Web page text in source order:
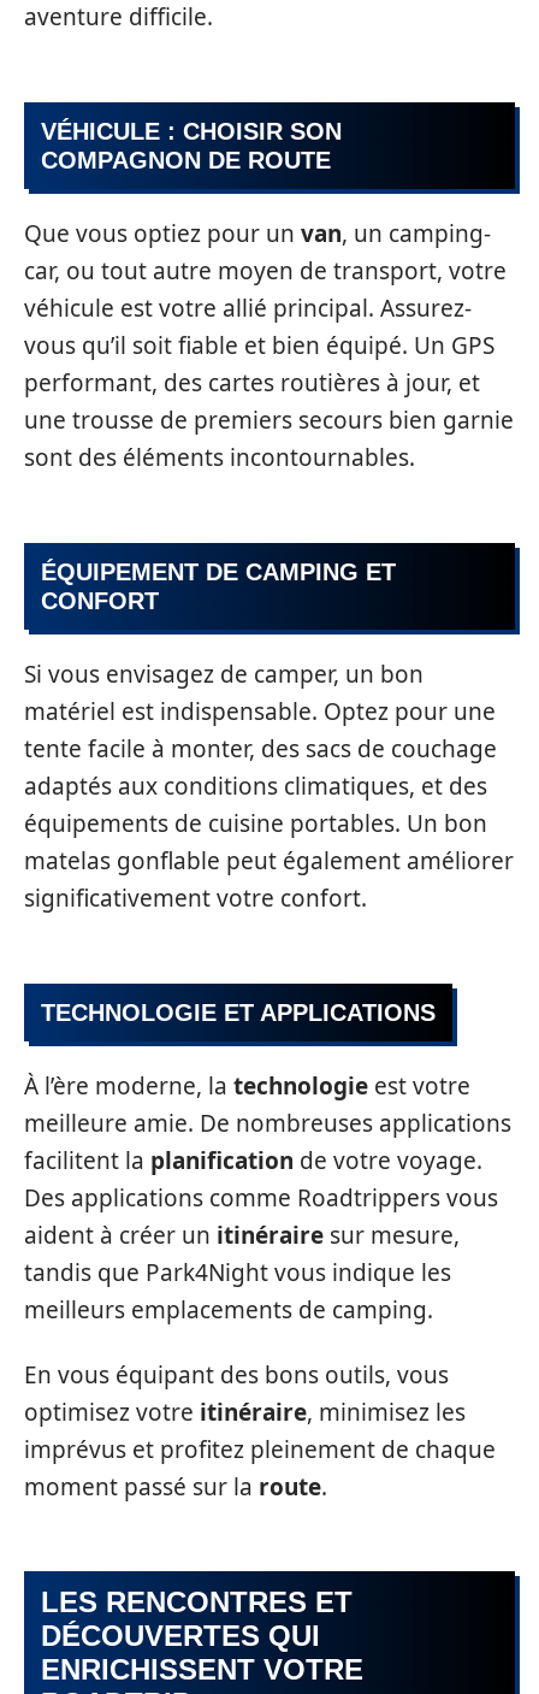
aventure difficile.
VÉHICULE : CHOISIR SON
COMPAGNON DE ROUTE
Que vous optiez pour un van, un camping-
car, ou tout autre moyen de transport, votre
véhicule est votre allié principal. Assurez-
vous qu’il soit fiable et bien équipé. Un GPS
performant, des cartes routières à jour, et
une trousse de premiers secours bien garnie
sont des éléments incontournables.
ÉQUIPEMENT DE CAMPING ET
CONFORT
Si vous envisagez de camper, un bon
matériel est indispensable. Optez pour une
tente facile à monter, des sacs de couchage
adaptés aux conditions climatiques, et des
équipements de cuisine portables. Un bon
matelas gonflable peut également améliorer
significativement votre confort.
TECHNOLOGIE ET APPLICATIONS
À l’ère moderne, la technologie est votre
meilleure amie. De nombreuses applications
facilitent la planification de votre voyage.
Des applications comme Roadtrippers vous
aident à créer un itinéraire sur mesure,
tandis que Park4Night vous indique les
meilleurs emplacements de camping.
En vous équipant des bons outils, vous
optimisez votre itinéraire, minimisez les
imprévus et profitez pleinement de chaque
moment passé sur la route.
LES RENCONTRES ET
DÉCOUVERTES QUI
ENRICHISSENT VOTRE